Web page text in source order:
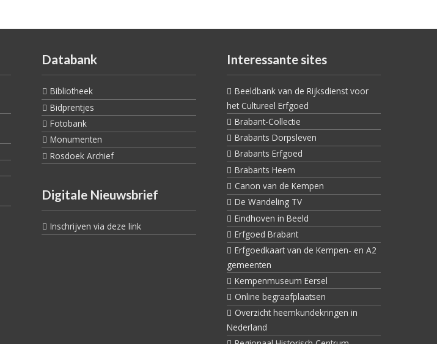
Databank
Bibliotheek
Bidprentjes
Fotobank
Monumenten
Rosdoek Archief
Digitale Nieuwsbrief
Inschrijven via deze link
Interessante sites
Beeldbank van de Rijksdienst voor
het Cultureel Erfgoed
Brabant-Collectie
Brabants Dorpsleven
Brabants Erfgoed
Brabants Heem
Canon van de Kempen
De Wandeling TV
Eindhoven in Beeld
Erfgoed Brabant
Erfgoedkaart van de Kempen- en A2
gemeenten
Kempenmuseum Eersel
Online begraafplaatsen
Overzicht heemkundekringen in
Nederland